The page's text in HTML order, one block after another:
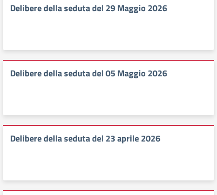
Delibere della seduta del 29 Maggio 2026
Delibere della seduta del 05 Maggio 2026
Delibere della seduta del 23 aprile 2026